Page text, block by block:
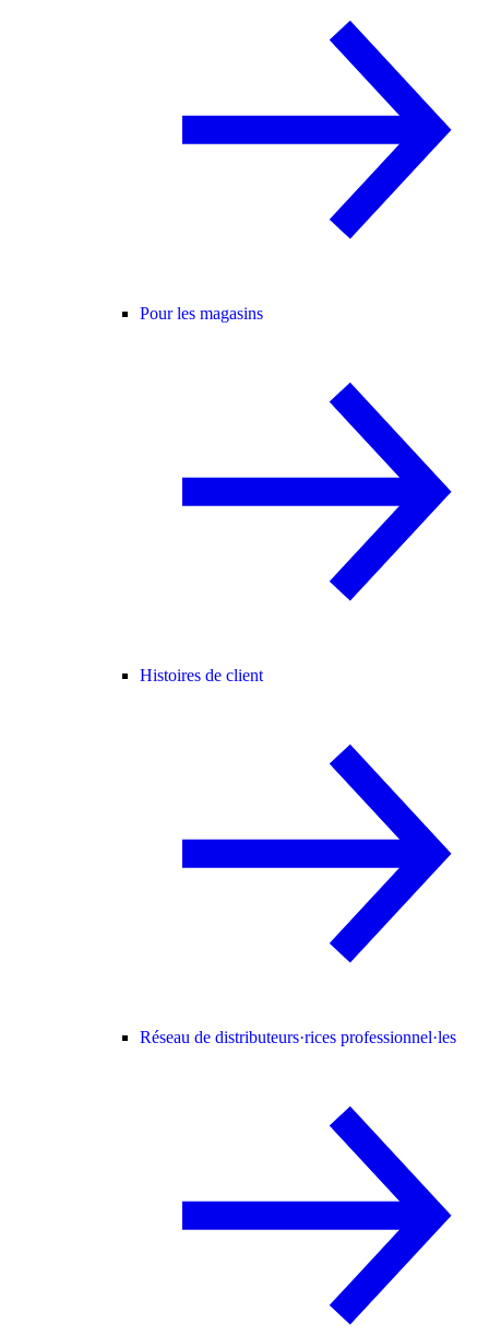
Pour les magasins
Histoires de client
Réseau de distributeurs·rices professionnel·les